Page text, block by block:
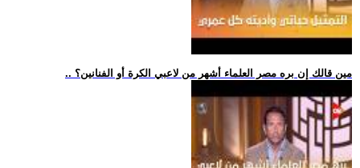
.. مين قالك إن بره مصر العلماء أشهر من لاعبي الكرة أو الفنانين؟